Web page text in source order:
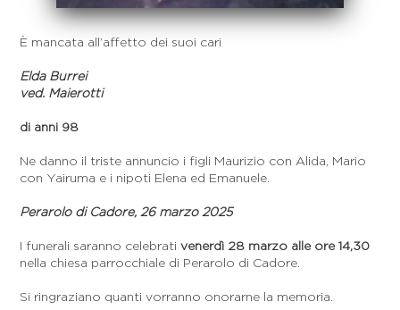
È mancata all’affetto dei suoi cari
Elda Burrei
ved. Maierotti
di anni 98
Ne danno il triste annuncio i figli Maurizio con Alida, Mario
con Yairuma e i nipoti Elena ed Emanuele.
Perarolo di Cadore, 26 marzo 2025
I funerali saranno celebrativenerdì 28 marzo alle ore 14,30
nella chiesa parrocchiale di Perarolo di Cadore.
Si ringraziano quanti vorranno onorarne la memoria.